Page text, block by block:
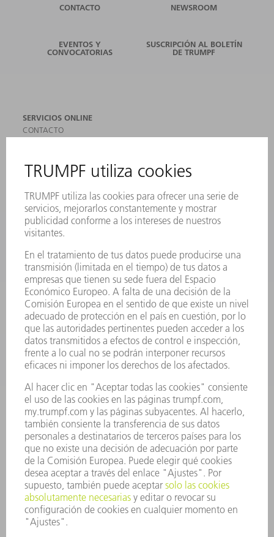
CONTACTO NEWSROOM
EVENTOS Y
CONVOCATORIAS
SUSCRIPCIÓN AL BOLETÍN
DE TRUMPF
SERVICIOS ONLINE
CONTACTO
REGISTRO PARA EL BOLETÍN INFORMATIVO
MYTRUMPF
FICHAS TÉCNICAS DE SEGURIDAD
PRODUCTOS
MÁQUINAS Y SISTEMAS
LÁSER
HERRAMIENTAS PORTÁTILES
FÁBRICA INTELIGENTE
SOFTWARE
SERVICIOS
APLICACIONES
SECTORES
EMPRESA
CARRERA PROFESIONAL
OFERTAS DE TRABAJO
PERFIL DE LA EMPRESA
INFORME ANUAL
PRINCIPIOS CORPORATIVOS
CUMPLIMIENTO
SISTEMA DE INFORMADORES
SEGURIDAD
COMUNICADOS DE PRENSA
REVISTAS
SOSTENIBILIDAD
MEDIO AMBIENTE Y CLIMA
SOCIEDAD Y EMPRESA
GESTIÓN EMPRESARIAL